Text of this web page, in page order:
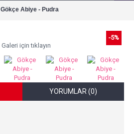
Gökçe Abiye - Pudra
-5%
Galeri için tıklayın
YORUMLAR (0)